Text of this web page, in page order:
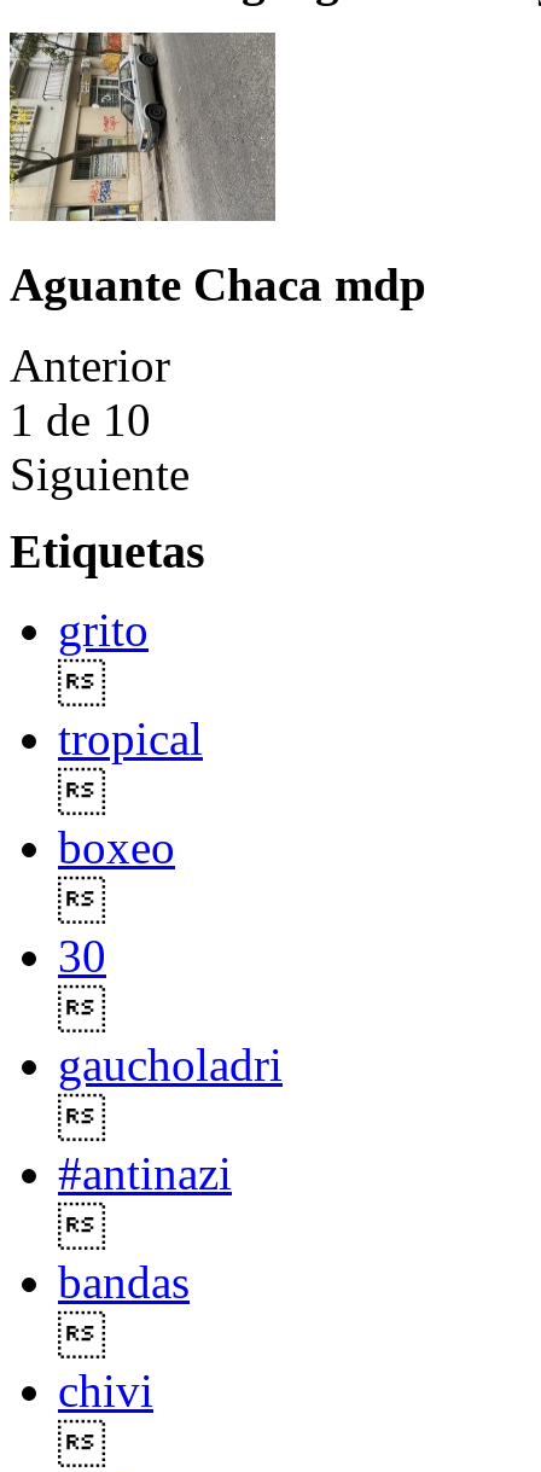
Aguante Chaca mdp
Anterior
1 de 10
Siguiente
Etiquetas
grito
tropical
boxeo
30
gaucholadri
#antinazi
bandas
chivi